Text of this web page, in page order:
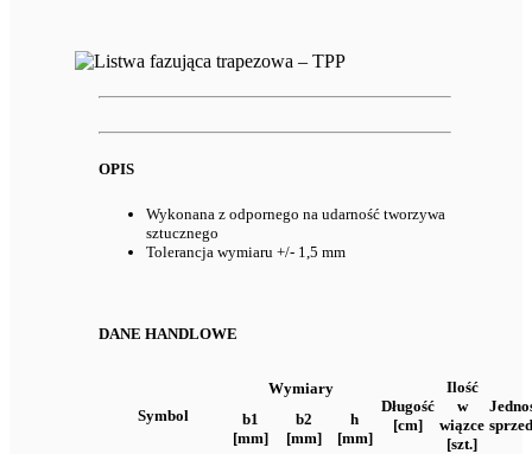
OPIS
Wykonana z odpornego na udarność tworzywa
sztucznego
Tolerancja wymiaru +/- 1,5 mm
DANE HANDLOWE
Symbol
Wymiary
Długość
[cm]
Ilość
w
wiązce
[szt.]
b1
[mm]
b2
[mm]
h
[mm]